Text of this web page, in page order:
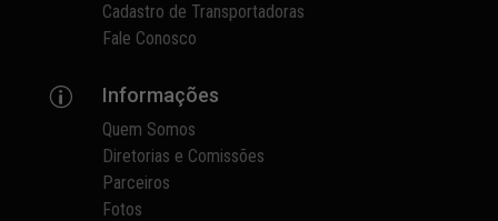
Cadastro de Transportadoras
Fale Conosco
p Informações
Quem Somos
Diretorias e Comissões
Parceiros
Fotos